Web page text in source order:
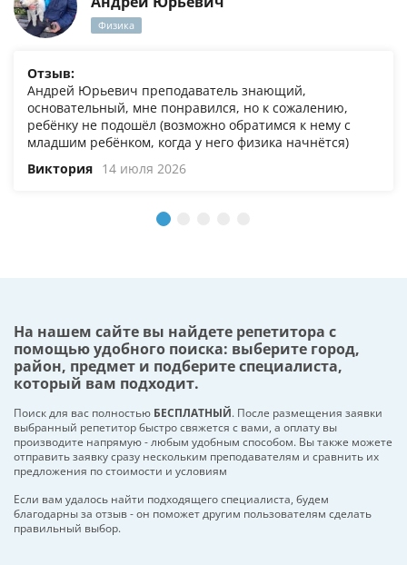
Физика
Отзыв:
Андрей Юрьевич преподаватель знающий,
основательный, мне понравился, но к сожалению,
ребёнку не подошёл (возможно обратимся к нему с
младшим ребёнком, когда у него физика начнётся)
Виктория 14 июля 2026
На нашем сайте вы найдете репетитора с
помощью удобного поиска: выберите город,
район, предмет и подберите специалиста,
который вам подходит.
Поиск для вас полностью БЕСПЛАТНЫЙ. После размещения заявки
выбранный репетитор быстро свяжется с вами, а оплату вы
производите напрямую - любым удобным способом. Вы также можете
отправить заявку сразу нескольким преподавателям и сравнить их
предложения по стоимости и условиям
Если вам удалось найти подходящего специалиста, будем
благодарны за отзыв - он поможет другим пользователям сделать
правильный выбор.